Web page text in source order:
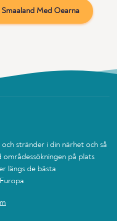
Med Oearna
stränder i din närhet och så
på plats
längs de bästa